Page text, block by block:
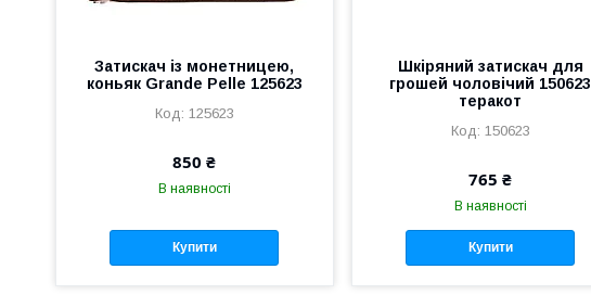
Затискач із монетницею,
коньяк Grande Pelle 125623
125623
850 ₴
В наявності
Купити
Шкіряний затискач для
грошей чоловічий 150623
теракот
150623
765 ₴
В наявності
Купити